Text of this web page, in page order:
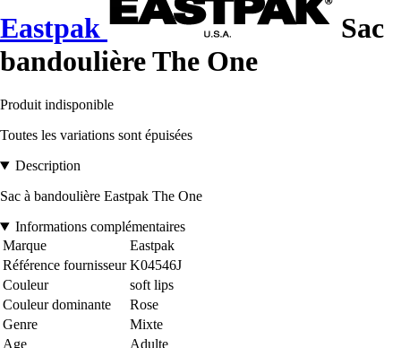
Eastpak
Sac
bandoulière The One
Produit indisponible
Toutes les variations sont épuisées
Description
Sac à bandoulière Eastpak The One
Informations complémentaires
Marque
Eastpak
Référence fournisseur K04546J
Couleur
soft lips
Couleur dominante
Rose
Genre
Mixte
Age
Adulte